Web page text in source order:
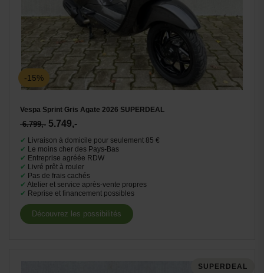
-15%
Vespa Sprint Gris Agate 2026 SUPERDEAL
6.799,- 5.749,-
✔ Livraison à domicile pour seulement 85 €
✔ Le moins cher des Pays-Bas
✔ Entreprise agréée RDW
✔ Livré prêt à rouler
✔ Pas de frais cachés
✔ Atelier et service après-vente propres
✔ Reprise et financement possibles
Découvrez les possibilités
SUPERDEAL